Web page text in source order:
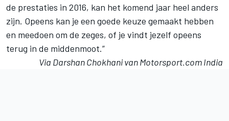
de prestaties in 2016, kan het komend jaar heel anders
zijn. Opeens kan je een goede keuze gemaakt hebben
en meedoen om de zeges, of je vindt jezelf opeens
terug in de middenmoot.”
Via Darshan Chokhani van Motorsport.com India